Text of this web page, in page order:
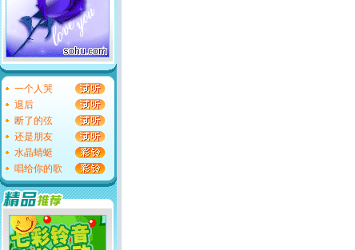
一个人哭
退后
断了的弦
还是朋友
水晶蜻蜓
唱给你的歌